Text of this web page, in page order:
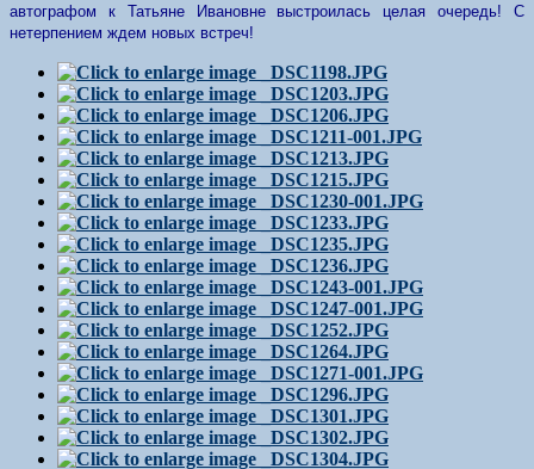
автографом к Татьяне Ивановне выстроилась целая очередь! С
нетерпением ждем новых встреч!